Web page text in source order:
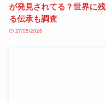
が発見されてる？世界に残
る伝承も調査
27/05/2026